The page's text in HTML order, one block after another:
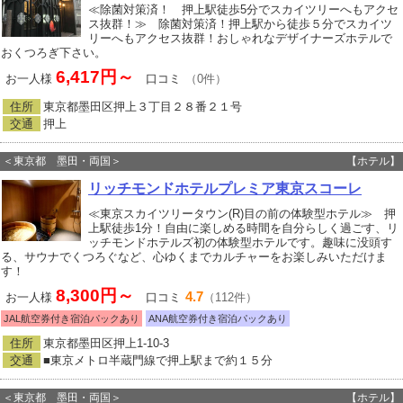
≪除菌対策済！ 押上駅徒歩5分でスカイツリーへもアクセ
ス抜群！≫ 除菌対策済！押上駅から徒歩５分でスカイツ
リーへもアクセス抜群！おしゃれなデザイナーズホテルで
おくつろぎ下さい。
お一人様 6,417円～ 口コミ （0件）
住所
東京都墨田区押上３丁目２８番２１号
交通
押上
＜東京都 墨田・両国＞ 【ホテル】
リッチモンドホテルプレミア東京スコーレ
≪東京スカイツリータウン(R)目の前の体験型ホテル≫ 押
上駅徒歩1分！自由に楽しめる時間を自分らしく過ごす、リ
ッチモンドホテルズ初の体験型ホテルです。趣味に没頭す
る、サウナでくつろぐなど、心ゆくまでカルチャーをお楽しみいただけま
す！
お一人様 8,300円～ 口コミ 4.7 （112件）
JAL航空券付き宿泊パックあり ANA航空券付き宿泊パックあり
住所
東京都墨田区押上1-10-3
交通
■東京メトロ半蔵門線で押上駅まで約１５分
＜東京都 墨田・両国＞ 【ホテル】